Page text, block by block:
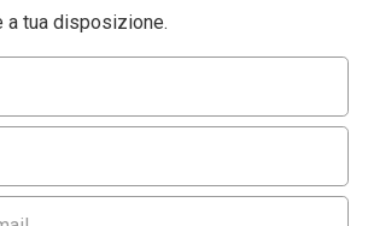
a tua disposizione.